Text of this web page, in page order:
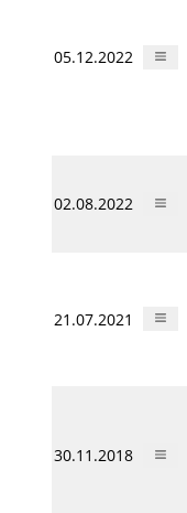
05.12.2022
02.08.2022
21.07.2021
30.11.2018